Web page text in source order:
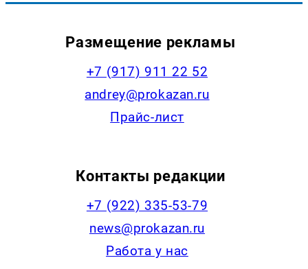
Размещение рекламы
+7 (917) 911 22 52
andrey@prokazan.ru
Прайс-лист
Контакты редакции
+7 (922) 335-53-79
news@prokazan.ru
Работа у нас